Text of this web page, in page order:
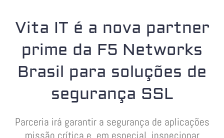
Vita IT é a nova partner
prime da F5 Networks
Brasil para soluções de
segurança SSL
Parceria irá garantir a segurança de aplicações
missão crítica e, em especial, inspecionar